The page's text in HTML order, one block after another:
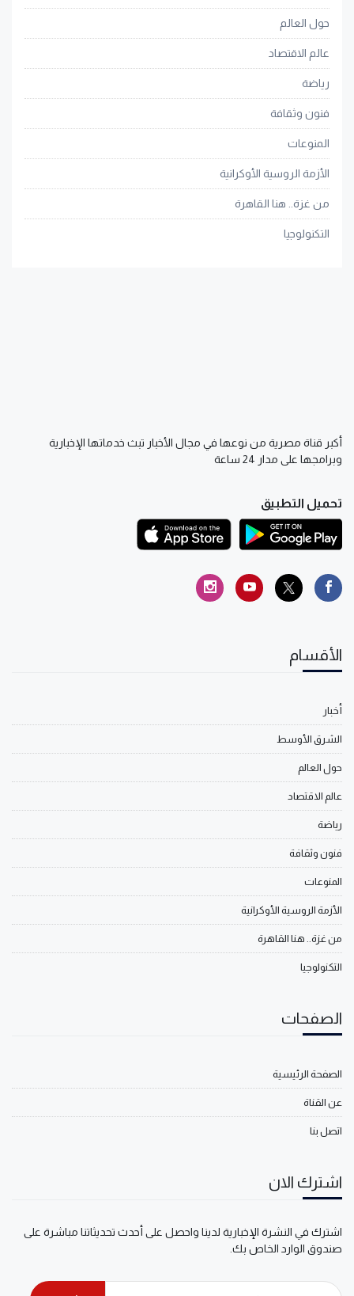
حول العالم
عالم الاقتصاد
رياضة
فنون وثقافة
المنوعات
الأزمة الروسية الأوكرانية
من غزة.. هنا القاهرة
التكنولوجيا
أكبر قناة مصرية من نوعها في مجال الأخبار تبث خدماتها الإخبارية
وبرامجها على مدار 24 ساعة
تحميل التطبيق
الأقسام
أخبار
الشرق الأوسط
حول العالم
عالم الاقتصاد
رياضة
فنون وثقافة
المنوعات
الأزمة الروسية الأوكرانية
من غزة.. هنا القاهرة
التكنولوجيا
الصفحات
الصفحة الرئيسية
عن القناة
اتصل بنا
اشترك الان
اشترك في النشرة الإخبارية لدينا واحصل على أحدث تحديثاتنا مباشرة على
صندوق الوارد الخاص بك.